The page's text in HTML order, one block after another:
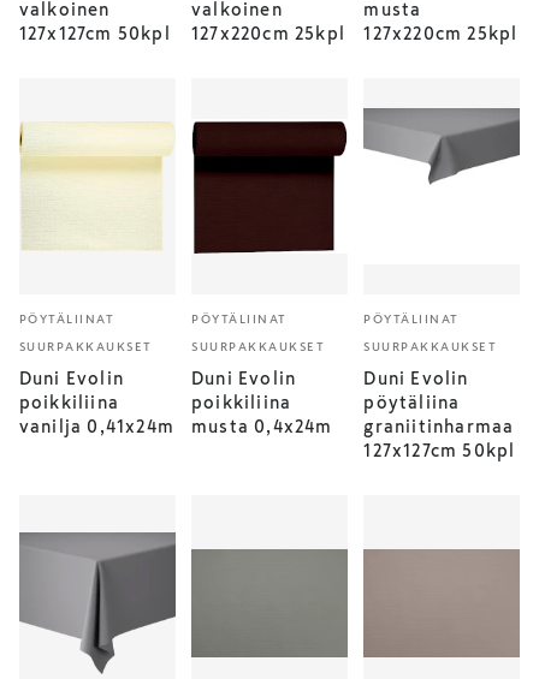
valkoinen
127x127cm 50kpl
valkoinen
127x220cm 25kpl
musta
127x220cm 25kpl
PÖYTÄLIINAT
SUURPAKKAUKSET
Duni Evolin
poikkiliina
vanilja 0,41x24m
PÖYTÄLIINAT
SUURPAKKAUKSET
Duni Evolin
poikkiliina
musta 0,4x24m
PÖYTÄLIINAT
SUURPAKKAUKSET
Duni Evolin
pöytäliina
graniitinharmaa
127x127cm 50kpl